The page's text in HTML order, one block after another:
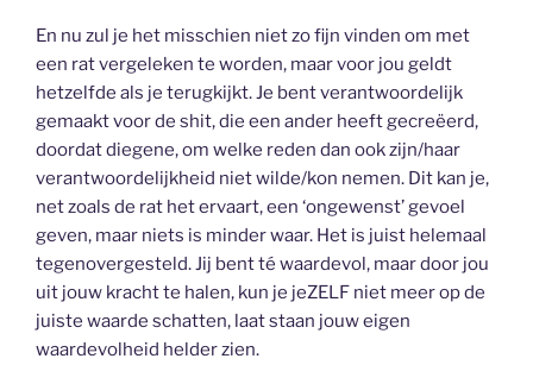
En nu zul je het misschien niet zo fijn vinden om met
een rat vergeleken te worden, maar voor jou geldt
hetzelfde als je terugkijkt. Je bent verantwoordelijk
gemaakt voor de shit, die een ander heeft gecreëerd,
doordat diegene, om welke reden dan ook zijn/haar
verantwoordelijkheid niet wilde/kon nemen. Dit kan je,
net zoals de rat het ervaart, een ‘ongewenst’ gevoel
geven, maar niets is minder waar. Het is juist helemaal
tegenovergesteld. Jij bent té waardevol, maar door jou
uit jouw kracht te halen, kun je jeZELF niet meer op de
juiste waarde schatten, laat staan jouw eigen
waardevolheid helder zien.